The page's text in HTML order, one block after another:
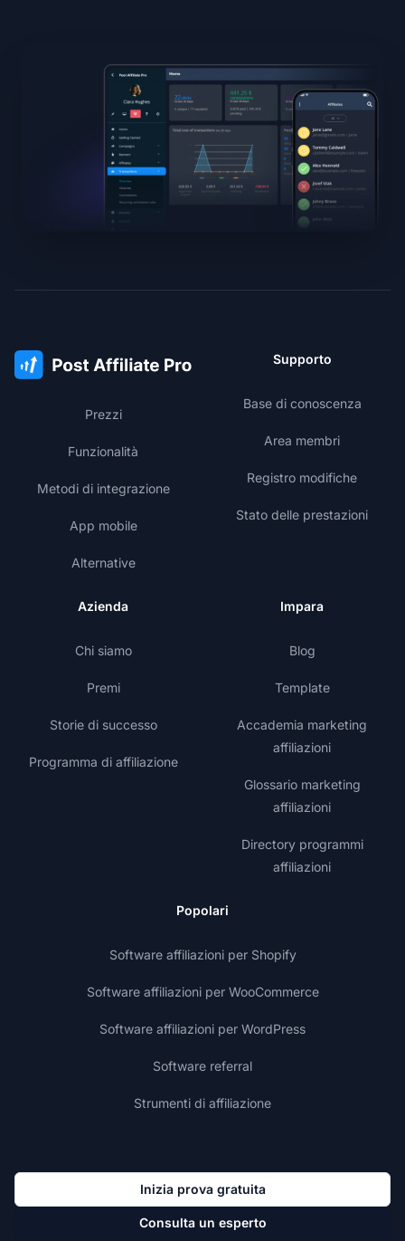
Prezzi
Funzionalità
Metodi di integrazione
App mobile
Alternative
Supporto
Base di conoscenza
Area membri
Registro modifiche
Stato delle prestazioni
Azienda
Chi siamo
Premi
Storie di successo
Programma di affiliazione
Impara
Blog
Template
Accademia marketing
affiliazioni
Glossario marketing
affiliazioni
Directory programmi
affiliazioni
Popolari
Software affiliazioni per Shopify
Software affiliazioni per WooCommerce
Software affiliazioni per WordPress
Software referral
Strumenti di affiliazione
Inizia prova gratuita
Consulta un esperto